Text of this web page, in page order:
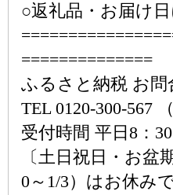
○返礼品・お届け
==============
ふるさと納税 お問
TEL 0120-300-567
受付時間 平日8：
〔土日祝日・お盆
0～1/3）はお休みで